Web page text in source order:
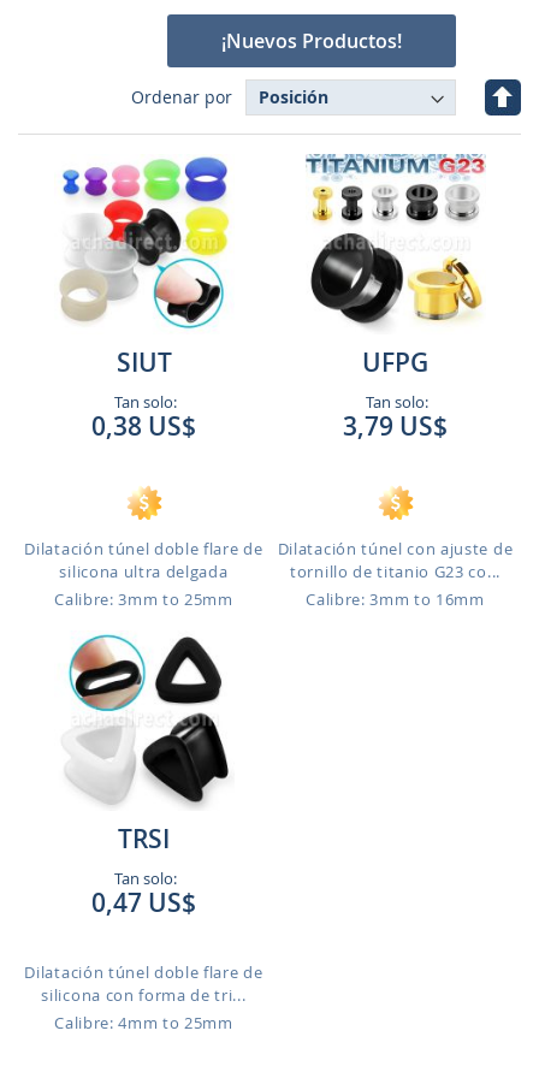
¡Nuevos Productos!
Ordenar por
Fijar
SIUT
Tan solo:
0,38 US$
Dilatación túnel doble flare de
silicona ultra delgada
Calibre: 3mm to 25mm
UFPG
Tan solo:
3,79 US$
Dilatación túnel con ajuste de
tornillo de titanio G23 co...
Calibre: 3mm to 16mm
TRSI
Tan solo:
0,47 US$
Dilatación túnel doble flare de
silicona con forma de tri...
Calibre: 4mm to 25mm